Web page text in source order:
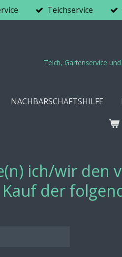
Teichservice
Teich, Gartenservice
NACHBARSCHAFTSHILFE
ich/wir den
der